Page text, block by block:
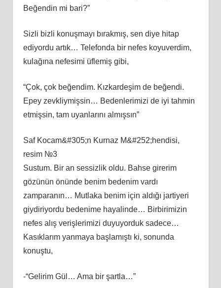
Beğendin mi bari?”
Sizli bizli konuşmayı bırakmış, sen diye hitap
ediyordu artık… Telefonda bir nefes koyuverdim,
kulağına nefesimi üflemiş gibi,
“Çok, çok beğendim. Kızkardeşim de beğendi.
Epey zevkliymişsin… Bedenlerimizi de iyi tahmin
etmişsin, tam uyanlarını almışsın”
Saf Kocam&#305;n Kurnaz M&#252;hendisi,
resim №3
Sustum. Bir an sessizlik oldu. Bahse girerim
gözünün önünde benim bedenim vardı
zamparanın… Mutlaka benim için aldığı jartiyeri
giydiriyordu bedenime hayalinde… Birbirimizin
nefes alış verişlerimizi duyuyorduk sadece…
Kasıklarım yanmaya başlamıştı ki, sonunda
konuştu,
-“Gelirim Gül… Ama bir şartla…”